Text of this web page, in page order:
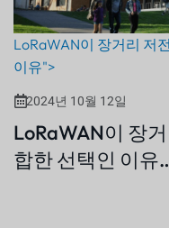
LoRaWAN이 장거리 저
이유">
2024년 10월 12일
LoRaWAN이 장
합한 선택인 이유